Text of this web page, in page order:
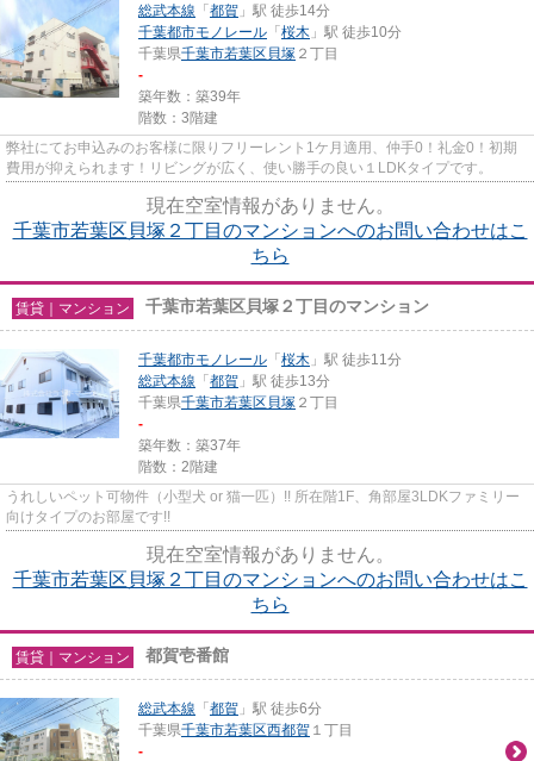
総武本線 「 都賀 」駅 徒歩14分
千葉都市モノレール 「 桜木 」駅 徒歩10分
千葉県千葉市若葉区 貝塚 ２丁目
-
築年数：築39年
階数：3階建
弊社にてお申込みのお客様に限りフリーレント1ケ月適用、仲手0！礼金0！初期
費用が抑えられます！リビングが広く、使い勝手の良い１LDKタイプです。
現在空室情報がありません。
千葉市若葉区貝塚２丁目のマンションへのお問い合わせはこ
ちら
賃貸｜マンション 千葉市若葉区貝塚２丁目のマンション
千葉都市モノレール 「 桜木 」駅 徒歩11分
総武本線 「 都賀 」駅 徒歩13分
千葉県千葉市若葉区 貝塚 ２丁目
-
築年数：築37年
階数：2階建
うれしいペット可物件（小型犬 or 猫一匹）!! 所在階1F、角部屋3LDKファミリー
向けタイプのお部屋です!!
現在空室情報がありません。
千葉市若葉区貝塚２丁目のマンションへのお問い合わせはこ
ちら
賃貸｜マンション 都賀壱番館
総武本線 「 都賀 」駅 徒歩6分
千葉県千葉市若葉区西都賀 １丁目
-